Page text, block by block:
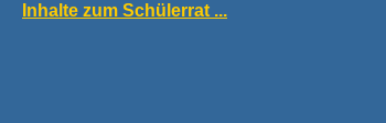
Inhalte zum Schülerrat ...